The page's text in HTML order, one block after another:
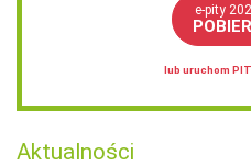
e-pity
lub uruchom
Aktualności